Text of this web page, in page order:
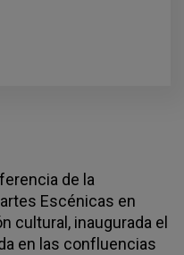
de la
Escénicas en
cultural, inaugurada el
en las confluencias